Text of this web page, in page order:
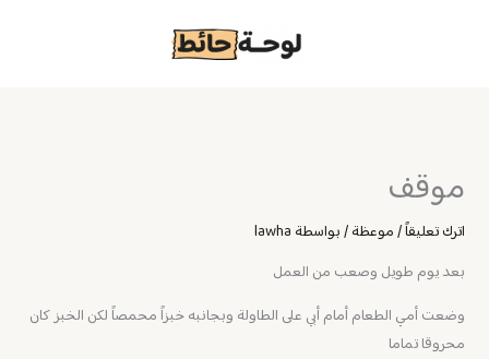
موقف
اترك تعليقاً/موعظة/ بواسطة lawha
بعد يوم طويل وصعب من العمل
وضعت أمي الطعام أمام أبي على الطاولة وبجانبه خبزاً محمصاً لكن الخبز كان
محروقا تماما